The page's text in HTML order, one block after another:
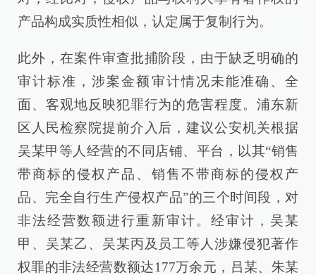
产品构成实质性相似，认定属于复制行为。
此外，在案件审查批捕阶段，由于缺乏明确的
审计标准，涉案金额审计情况未能准确、全
面、客观地反映犯罪行为的危害程度。浦东新
区人民检察院提前介入后，建议公安机关根据
吴某甲等人经营的不同店铺、平台，以其“销售
带商标的侵权产品、销售不带商标的侵权产
品、完全自行生产侵权产品”的三个时间段，对
非法经营数额进行重新审计。经审计，吴某
甲、吴某乙、吴某丙及员工等人涉嫌侵犯著作
权罪的非法经营数额达177万余元，吕某、朱某